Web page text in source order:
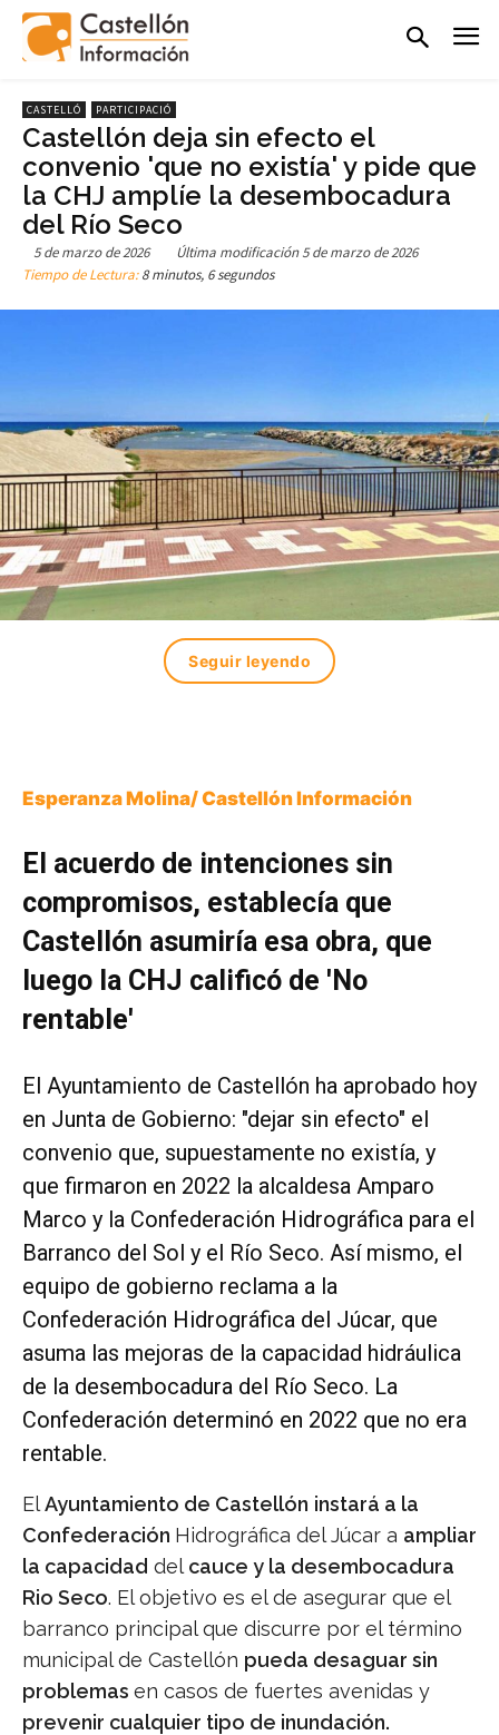
CASTELLÓ PARTICIPACIÓ
Castellón deja sin efecto el
convenio 'que no existía' y pide que
la CHJ amplíe la desembocadura
del Río Seco
5 de marzo de 2026 Última modificación 5 de marzo de 2026
Tiempo de Lectura:8 minutos, 6 segundos
Seguir leyendo
Esperanza Molina/ Castellón Información
El acuerdo de intenciones sin
compromisos, establecía que
Castellón asumiría esa obra, que
luego la CHJ calificó de 'No
rentable'
El Ayuntamiento de Castellón ha aprobado hoy
en Junta de Gobierno: "dejar sin efecto" el
convenio que, supuestamente no existía, y
que firmaron en 2022 la alcaldesa Amparo
Marco y la Confederación Hidrográfica para el
Barranco del Sol y el Río Seco. Así mismo, el
equipo de gobierno reclama a la
Confederación Hidrográfica del Júcar, que
asuma las mejoras de la capacidad hidráulica
de la desembocadura del Río Seco. La
Confederación determinó en 2022 que no era
rentable.
ElAyuntamiento de Castellón instará a la
Confederación Hidrográfica del Júcar a ampliar
la capacidad del cauce y la desembocadura
Rio Seco. El objetivo es el de asegurar que el
barranco principal que discurre por el término
municipal de Castellón pueda desaguar sin
problemas en casos de fuertes avenidas y
prevenir cualquier tipo de inundación.